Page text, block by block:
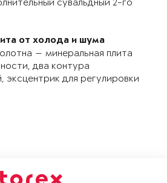
сувальдный 2-го
от холода и шума
— минеральная плита
два контура
эксцентрик для регулировки